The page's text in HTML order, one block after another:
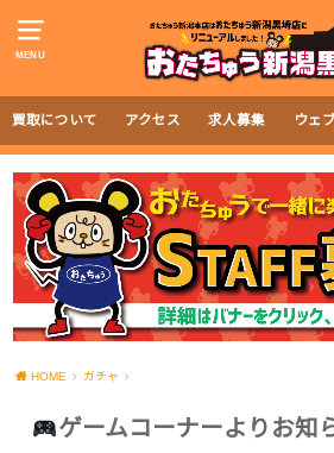
MENU
買取について アクセス 求人募集 ウェ
HOME ガチャ
ゲームコーナーよりお知